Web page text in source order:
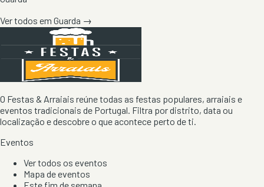
Ver todos em Guarda →
O Festas & Arraiais reúne todas as festas populares, arraiais e
eventos tradicionais de Portugal. Filtra por distrito, data ou
localização e descobre o que acontece perto de ti.
Eventos
Ver todos os eventos
Mapa de eventos